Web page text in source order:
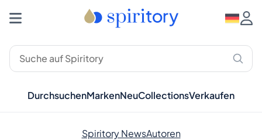
DurchsuchenMarkenNeuCollectionsVerkaufen
Spiritory NewsAutoren